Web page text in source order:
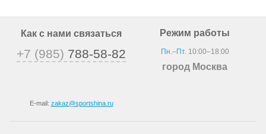
Как с нами связаться
+7 (985) 788-58-82
E-mail: zakaz@sportshina.ru
Режим работы
Пн.–Пт.10:00–18:00
город Москва